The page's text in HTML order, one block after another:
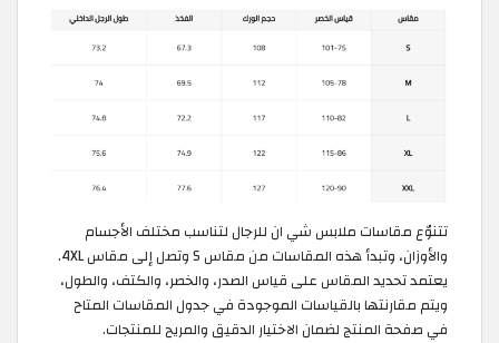
تتنوّع مقاسات ملابس شي ان للرجال لتناسب مختلف الأجسام
والأوزان، وتبدأ هذه المقاسات من مقاس S وتصل إلى مقاس 4XL.
يعتمد تحديد المقاس على قياس الصدر، والخصر، والكتف، والطول،
ويتم مقارنتها بالقياسات الموجودة في جدول المقاسات المتاح
في صفحة المنتج لضمان الاختيار الدقيق والمريح للمنتجات.